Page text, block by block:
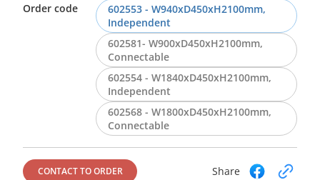
Order code
602553 - W940xD450xH2100mm,
Independent
602581- W900xD450xH2100mm,
Connectable
602554 - W1840xD450xH2100mm,
Independent
602568 - W1800xD450xH2100mm,
Connectable
CONTACT TO ORDER Share